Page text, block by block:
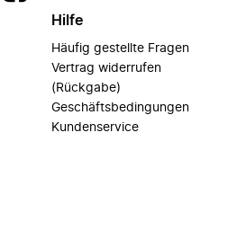
Hilfe
Häufig gestellte Fragen
Vertrag widerrufen
(Rückgabe)
Geschäftsbedingungen
Kundenservice